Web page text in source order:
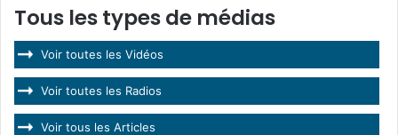
Tous les types de médias
Voir toutes les Vidéos
Voir toutes les Radios
Voir tous les Articles